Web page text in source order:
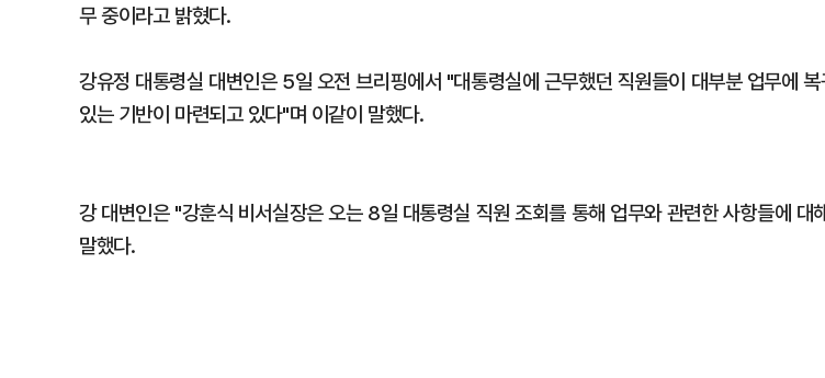
무 중이라고 밝혔다.
강유정 대통령실 대변인은 5일 오전 브리핑에서 "대통령실에 근무했던 직원들이 대부분 업무에
있는 기반이 마련되고 있다"며 이같이 말했다.
강 대변인은 "강훈식 비서실장은 오는 8일 대통령실 직원 조회를 통해 업무와 관련한 사항들에 대
말했다.